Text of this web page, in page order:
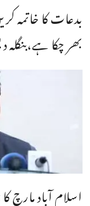
بدعات کا خاتمہ
بھر چکا
اسلام آباد